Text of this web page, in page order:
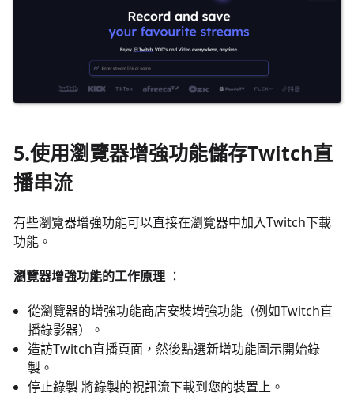
5.使用瀏覽器增強功能儲存Twitch直
播串流
有些瀏覽器增強功能可以直接在瀏覽器中加入Twitch下載
功能。
瀏覽器增強功能的工作原理：
從瀏覽器的增強功能商店安裝增強功能（例如Twitch直
播錄影器）。
造訪Twitch直播頁面，然後點選新增功能圖示開始錄
製。
停止錄製 將錄製的視訊流下載到您的裝置上。